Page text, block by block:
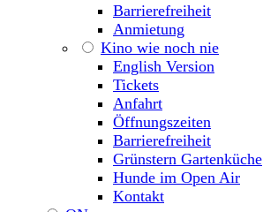
Barrierefreiheit
Anmietung
Kino wie noch nie
English Version
Tickets
Anfahrt
Öffnungszeiten
Barrierefreiheit
Grünstern Gartenküche
Hunde im Open Air
Kontakt